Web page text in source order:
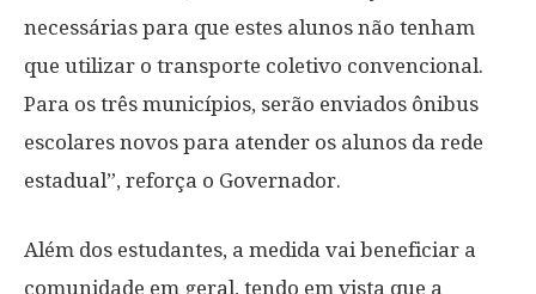
necessárias para que estes alunos não tenham
que utilizar o transporte coletivo convencional.
Para os três municípios, serão enviados ônibus
escolares novos para atender os alunos da rede
estadual”, reforça o Governador.
Além dos estudantes, a medida vai beneficiar a
comunidade em geral, tendo em vista que a